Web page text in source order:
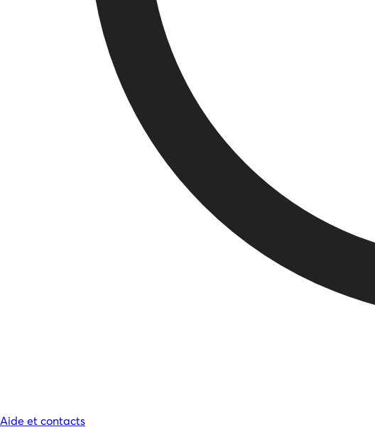
Aide et contacts